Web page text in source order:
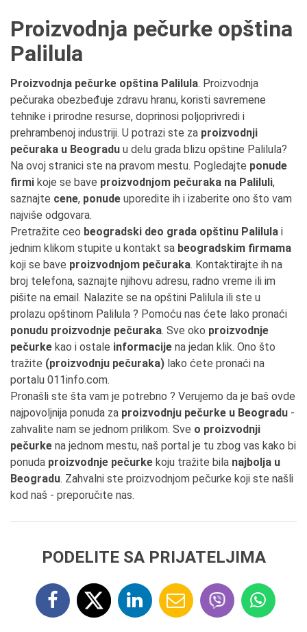
Proizvodnja pečurke opština
Palilula
Proizvodnja pečurke opština Palilula. Proizvodnja
pečuraka obezbeđuje zdravu hranu, koristi savremene
tehnike i prirodne resurse, doprinosi poljoprivredi i
prehrambenoj industriji. U potrazi ste za proizvodnji
pečuraka u Beogradu u delu grada blizu opštine Palilula?
Na ovoj stranici ste na pravom mestu. Pogledajte ponude
firmi koje se bave proizvodnjom pečuraka na Paliluli,
saznajte cene, ponude uporedite ih i izaberite ono što vam
najviše odgovara.
Pretražite ceo beogradski deo grada opštinu Palilula i
jednim klikom stupite u kontakt sa beogradskim firmama
koji se bave proizvodnjom pečuraka. Kontaktirajte ih na
broj telefona, saznajte njihovu adresu, radno vreme ili im
pišite na email. Nalazite se na opštini Palilula ili ste u
prolazu opštinom Palilula ? Pomoću nas ćete lako pronaći
ponudu proizvodnje pečuraka. Sve oko proizvodnje
pečurke kao i ostale informacije na jedan klik. Ono što
tražite (proizvodnju pečuraka) lako ćete pronaći na
portalu 011info.com.
Pronašli ste šta vam je potrebno ? Verujemo da je baš ovde
najpovoljnija ponuda za proizvodnju pečurke u Beogradu -
zahvalite nam se jednom prilikom. Sve o proizvodnji
pečurke na jednom mestu, naš portal je tu zbog vas kako bi
ponuda proizvodnje pečurke koju tražite bila najbolja u
Beogradu. Zahvalni ste proizvodnjom pečurke koji ste našli
kod naš - preporučite nas.
PODELITE SA PRIJATELJIMA